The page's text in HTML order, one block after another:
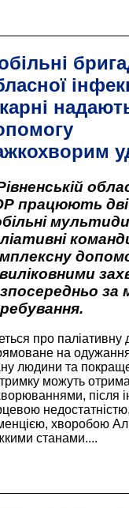
працюють дві
за
про
на
людини та
можуть
після
хворобою
станами....